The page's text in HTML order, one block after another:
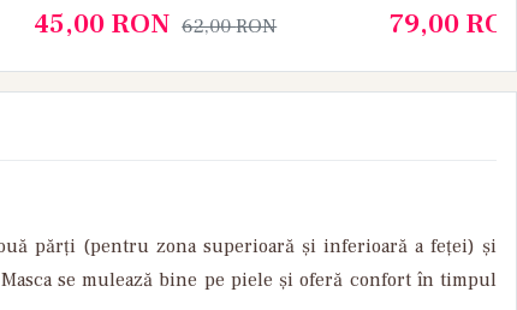
cu exces de sebum
45,00 RON 62,00RON
Hidratante cu
79,00
părți (pentru zona superioară și inferioară a feței) și
se mulează bine pe piele și oferă confort în timpul